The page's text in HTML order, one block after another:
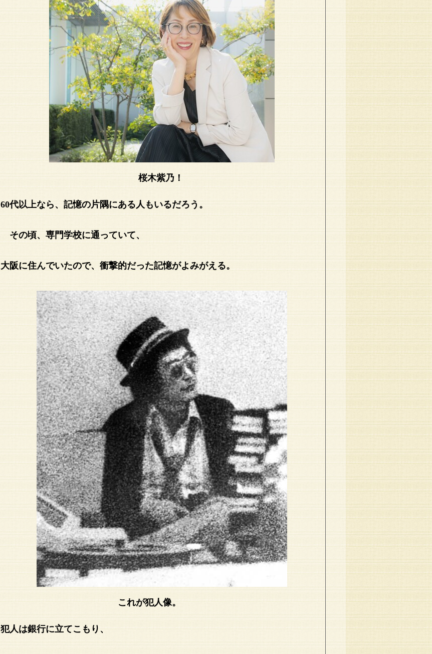
桜木紫乃！
60代以上なら、記憶の片隅にある人もいるだろう。
その頃、専門学校に通っていて、
大阪に住んでいたので、衝撃的だった記憶がよみがえる。
これが犯人像。
犯人は銀行に立てこもり、